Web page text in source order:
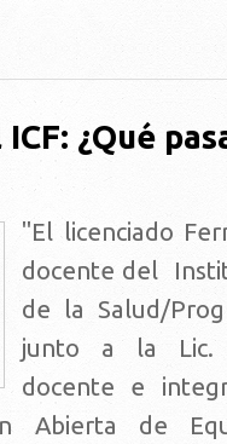
¿Qué
"El licenciado
docente del
de la Salud/
junto a la Lic.
docente e
Abierta de